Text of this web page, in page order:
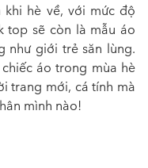
hè về, với mức độ
top sẽ còn là mẫu áo
như giới trẻ săn lùng.
áo trong mùa hè
trang mới, cá tính mà
mình nào!